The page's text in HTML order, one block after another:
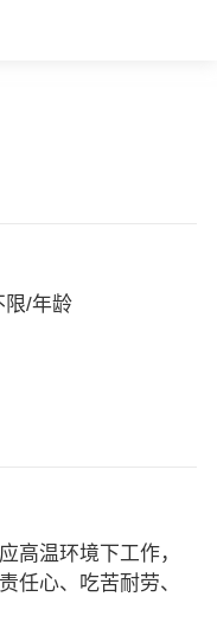
限/年龄
高温环境下工作，
任心、吃苦耐劳、